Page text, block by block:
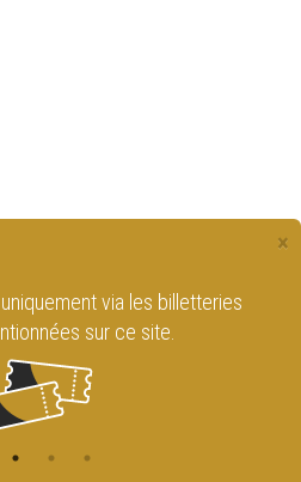
×
via les billetteries
sur ce site.